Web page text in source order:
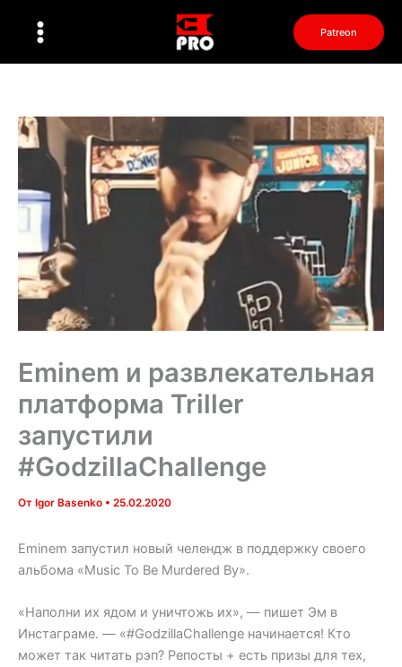
Patreon
Eminem и развлекательная
платформа Triller
запустили
#GodzillaChallenge
От Igor Basenko • 25.02.2020
Eminem запустил новый челендж в поддержку своего
альбома «Music To Be Murdered By».
«Наполни их ядом и уничтожь их», — пишет Эм в
Инстаграме. — «#GodzillaChallenge начинается! Кто
может так читать рэп? Репосты + есть призы для тех,